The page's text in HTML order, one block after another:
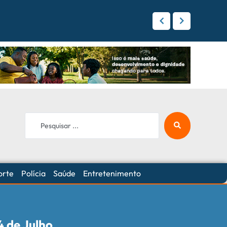
Polícia Saúde Entretenimento